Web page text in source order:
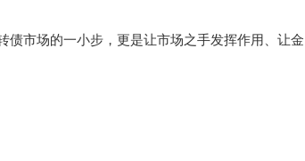
市场的一小步，更是让市场之手发挥作用、让金